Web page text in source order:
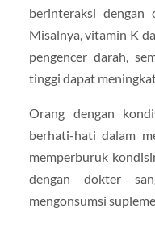
berinteraksi dengan
Misalnya, vitamin K
pengencer darah,
tinggi dapat
Orang dengan
berhati-hati dalam
memperburuk
dengan dokter
mengonsumsi